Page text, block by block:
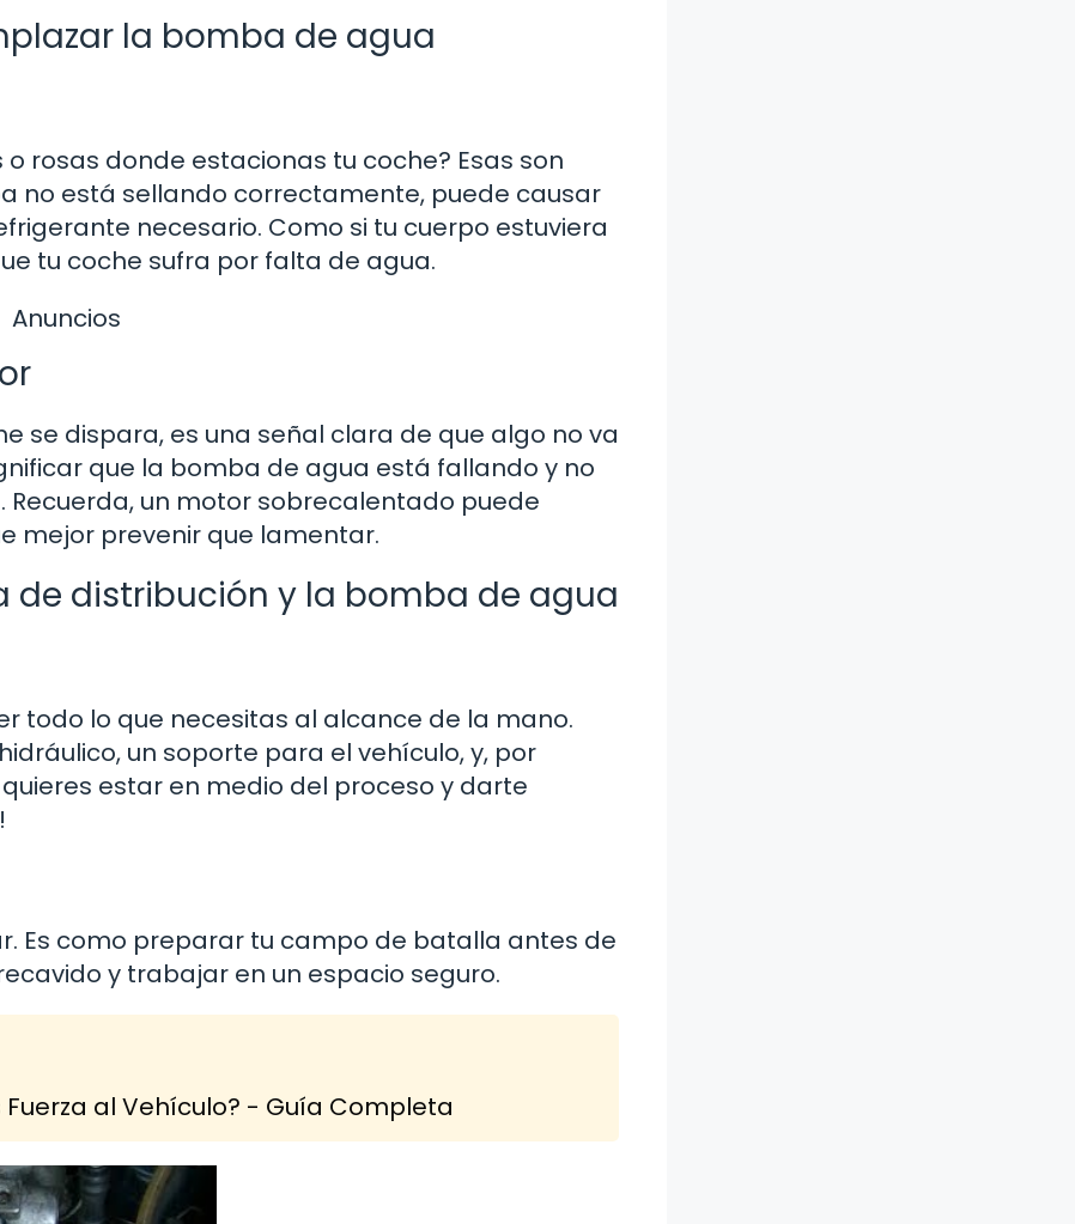
la bomba de agua
rosas donde estacionas tu coche? Esas son
no está sellando correctamente, puede causar
necesario. Como si tu cuerpo estuviera
tu coche sufra por falta de agua.
Anuncios
se dispara, es una señal clara de que algo no va
que la bomba de agua está fallando y no
un motor sobrecalentado puede
mejor prevenir que lamentar.
de distribución y la bomba de agua
todo lo que necesitas al alcance de la mano.
un soporte para el vehículo, y, por
estar en medio del proceso y darte
Es como preparar tu campo de batalla antes de
y trabajar en un espacio seguro.
al Vehículo? - Guía Completa